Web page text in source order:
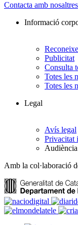
Contacta amb nosaltres
Informació
Publicitat
Consulta
Totes les
Totes les
Legal
Avís legal
Privacitat
Amb la col·laboració